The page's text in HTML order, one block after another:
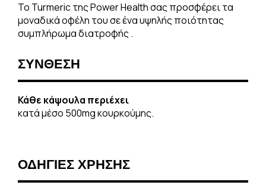
Το Turmeric της Power Health σας προσφέρει τα
μοναδικά οφέλη του σε ένα υψηλής ποιότητας
συμπλήρωμα διατροφής .
ΣΥΝΘΕΣΗ
Κάθε κάψουλα περιέχει
κατά μέσο 500mg κουρκούμης.
ΟΔΗΓΙΕΣ ΧΡΗΣΗΣ